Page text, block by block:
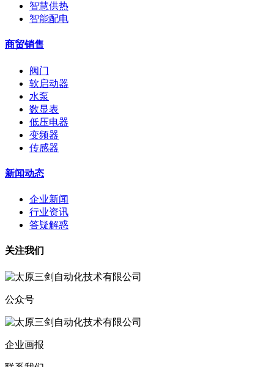
智慧供热
智能配电
商贸销售
阀门
软启动器
水泵
数显表
低压电器
变频器
传感器
新闻动态
企业新闻
行业资讯
答疑解惑
关注我们
公众号
企业画报